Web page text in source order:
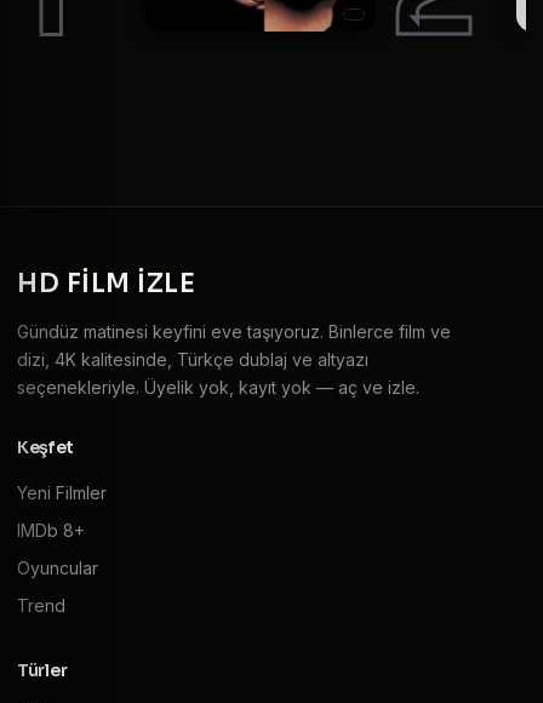
HD FILM IZLE
Gündüz matinesi keyfini eve taşıyoruz. Binlerce film ve
dizi, 4K kalitesinde, Türkçe dublaj ve altyazı
seçenekleriyle. Üyelik yok, kayıt yok — aç ve izle.
Keşfet
Yeni Filmler
IMDb 8+
Oyuncular
Trend
Türler